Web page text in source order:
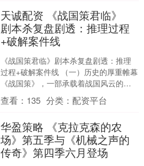
天诚配资 《战国策君临》
剧本杀复盘剧透：推理过程
+破解案件线
《战国策君临》剧本杀复盘剧透：推理
过程+破解案件线 （一）历史的厚重帷幕
《战国策》，一部承载着战国风云的经
典史籍，宛如一幅波澜壮阔的历史画
卷，徐徐展开便让人沉....
查看： 135 分类：配资平台
华盈策略 《克拉克森的农
场》第五季与《机械之声的
传奇》第四季六月登场